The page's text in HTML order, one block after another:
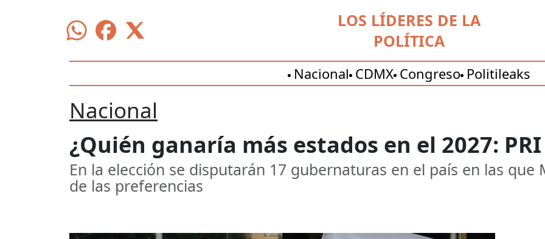
LOS LÍDERES DE LA
POLÍTICA
Nacional CDMX Congreso Politileaks
Nacional
¿Quién ganaría más estados en el 2027: PRI
En la elección se disputarán 17 gubernaturas en el país en las
de las preferencias